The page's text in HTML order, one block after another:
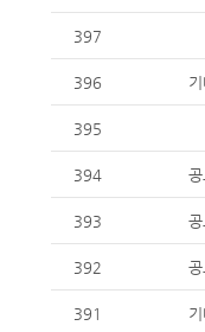
397
396
395
394
393
392
391